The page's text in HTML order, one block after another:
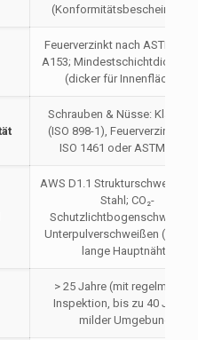
Feuerverzinkt nach ASTM
A153; Mindestschichtdicke
(dicker für Innenflächen)
Schrauben & Nüsse: Klasse
(ISO 898-1), Feuerverzinkt
ISO 1461 oder ASTM A153
AWS D1.1
Stahl; CO₂-
Schutzlichtbogenschweißen
Unterpulverschweißen (SAH)
lange Hauptnähte
> 25 Jahre (mit
Inspektion, bis zu 40 Jahre
milder Umgebung)